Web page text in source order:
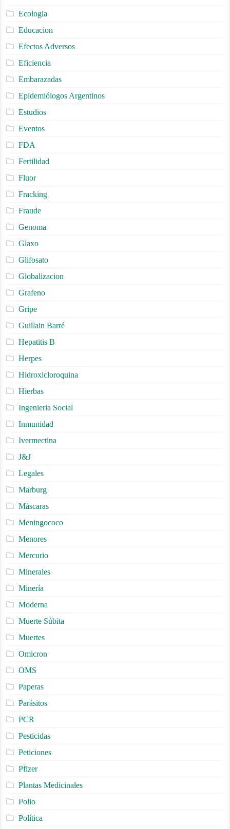
Ecologia
Educacion
Efectos Adversos
Eficiencia
Embarazadas
Epidemiólogos Argentinos
Estudios
Eventos
FDA
Fertilidad
Fluor
Fracking
Fraude
Genoma
Glaxo
Glifosato
Globalizacion
Grafeno
Gripe
Guillain Barré
Hepatitis B
Herpes
Hidroxicloroquina
Hierbas
Ingenieria Social
Inmunidad
Ivermectina
J&J
Legales
Marburg
Máscaras
Meningococo
Menores
Mercurio
Minerales
Minería
Moderna
Muerte Súbita
Muertes
Omicron
OMS
Paperas
Parásitos
PCR
Pesticidas
Peticiones
Pfizer
Plantas Medicinales
Polio
Política